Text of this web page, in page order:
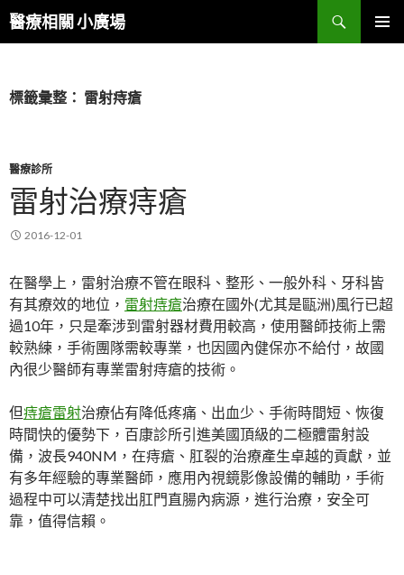
醫療相關 小廣場
搜
尋
容
標籤彙整： 雷射痔瘡
醫療診所
雷射治療痔瘡
2016-12-01
在醫學上，雷射治療不管在眼科、整形、一般外科、牙科皆
有其療效的地位， 雷射痔瘡治療在國外(尤其是甌洲)風行已超
過10年，只是牽涉到雷射器材費用較高，使用醫師技術上需
較熟練，手術團隊需較專業，也因國內健保亦不給付，故國
內很少醫師有專業雷射痔瘡的技術。
但痔瘡雷射治療佔有降低疼痛、出血少、手術時間短、恢復
時間快的優勢下，百康診所引進美國頂級的二極體雷射設
備，波長940NM，在痔瘡、肛裂的治療產生卓越的貢獻，並
有多年經驗的專業醫師，應用內視鏡影像設備的輔助，手術
過程中可以清楚找出肛門直腸內病源，進行治療，安全可
靠，值得信賴。